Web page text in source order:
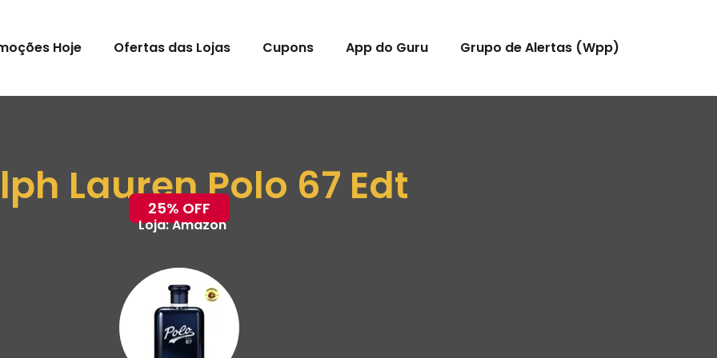
Hoje Ofertas das Lojas Cupons App do Guru Grupo de Alertas (Wpp)
Lauren Polo 67 Edt
25% OFF
Loja:Amazon